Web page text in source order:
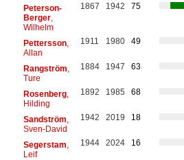
Peterson-
Berger,
Wilhelm
1867 1942 75
Pettersson,
Allan
1911 1980 49
Rangström
Ture
1884 1947 63
Rosenberg,
Hilding
1892 1985 68
Sandström
Sven-David
1942 2019 18
Segerstam
Leif
1944 2024 16